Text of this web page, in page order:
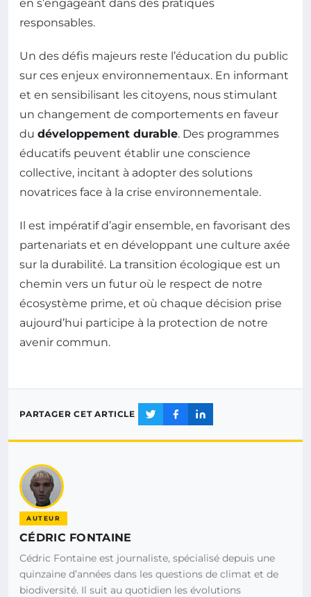
en s’engageant dans des pratiques
responsables.
Un des défis majeurs reste l’éducation du public
sur ces enjeux environnementaux. En informant
et en sensibilisant les citoyens, nous stimulant
un changement de comportements en faveur
du développement durable. Des programmes
éducatifs peuvent établir une conscience
collective, incitant à adopter des solutions
novatrices face à la crise environnementale.
Il est impératif d’agir ensemble, en favorisant des
partenariats et en développant une culture axée
sur la durabilité. La transition écologique est un
chemin vers un futur où le respect de notre
écosystème prime, et où chaque décision prise
aujourd’hui participe à la protection de notre
avenir commun.
PARTAGER CET ARTICLE
AUTEUR
CÉDRIC FONTAINE
Cédric Fontaine est journaliste, spécialisé depuis une
quinzaine d’années dans les questions de climat et de
biodiversité. Il suit au quotidien les évolutions